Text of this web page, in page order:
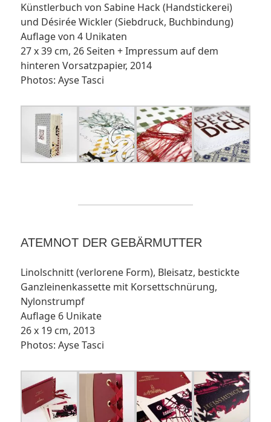
Künstlerbuch von Sabine Hack (Handstickerei)
und Désirée Wickler (Siebdruck, Buchbindung)
Auflage von 4 Unikaten
27 x 39 cm, 26 Seiten + Impressum auf dem
hinteren Vorsatzpapier, 2014
Photos: Ayse Tasci
ATEMNOT DER GEBÄRMUTTER
Linolschnitt (verlorene Form), Bleisatz, bestickte
Ganzleinenkassette mit Korsettschnürung,
Nylonstrumpf
Auflage 6 Unikate
26 x 19 cm, 2013
Photos: Ayse Tasci